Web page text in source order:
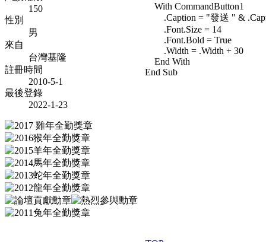
150
性別
男
來自
台灣基隆
註冊時間
2010-5-1
最後登錄
2022-1-23
With CommandButton1
.Caption = "發送 " &
.Font.Size = 14
.Font.Bold = True
.Width = .Width + 30
End With
End Sub